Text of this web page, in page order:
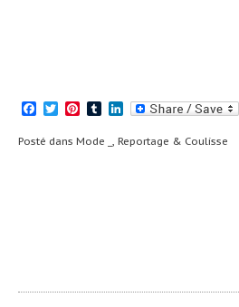
Facebook
TwitterPinterest
TumblrLinkedIn
Posté dans Mode _ Reportage & Coulisse